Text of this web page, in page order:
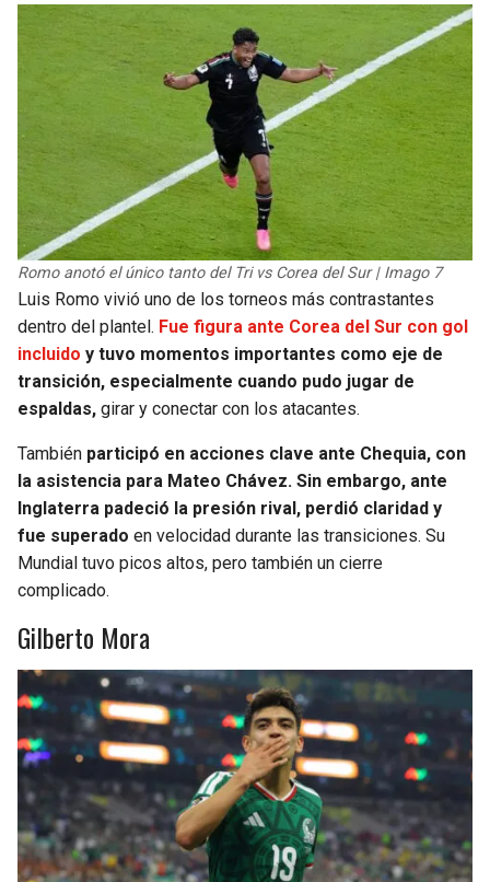
Romo anotó el único tanto del Tri vs Corea del Sur | Imago 7
Luis Romo vivió uno de los torneos más contrastantes
dentro del plantel. Fue figura ante Corea del Sur con gol
incluido y tuvo momentos importantes como eje de
transición, especialmente cuando pudo jugar de
espaldas, girar y conectar con los atacantes.
También participó en acciones clave ante Chequia, con
la asistencia para Mateo Chávez. Sin embargo, ante
Inglaterra padeció la presión rival, perdió claridad y
fue superado en velocidad durante las transiciones. Su
Mundial tuvo picos altos, pero también un cierre
complicado.
Gilberto Mora